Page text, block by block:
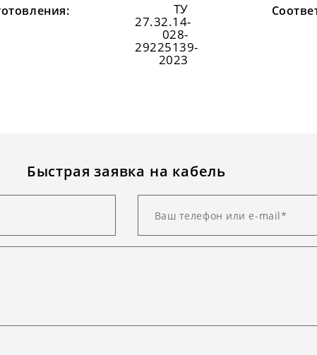
ТУ
27.32.14-
028-
29225139-
2023
Быстрая заявка на кабель